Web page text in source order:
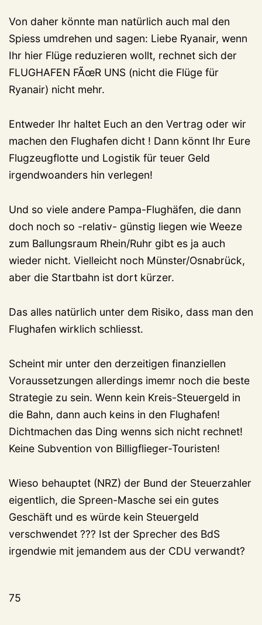
Von daher könnte man natürlich auch mal den
Spiess umdrehen und sagen: Liebe Ryanair, wenn
Ihr hier Flüge reduzieren wollt, rechnet sich der
FLUGHAFEN FÃœR UNS (nicht die Flüge für
Ryanair) nicht mehr.
Entweder Ihr haltet Euch an den Vertrag oder wir
machen den Flughafen dicht ! Dann könnt Ihr Eure
Flugzeugflotte und Logistik für teuer Geld
irgendwoanders hin verlegen!
Und so viele andere Pampa-Flughäfen, die dann
doch noch so -relativ- günstig liegen wie Weeze
zum Ballungsraum Rhein/Ruhr gibt es ja auch
wieder nicht. Vielleicht noch Münster/Osnabrück,
aber die Startbahn ist dort kürzer.
Das alles natürlich unter dem Risiko, dass man den
Flughafen wirklich schliesst.
Scheint mir unter den derzeitigen finanziellen
Voraussetzungen allerdings imemr noch die beste
Strategie zu sein. Wenn kein Kreis-Steuergeld in
die Bahn, dann auch keins in den Flughafen!
Dichtmachen das Ding wenns sich nicht rechnet!
Keine Subvention von Billigflieger-Touristen!
Wieso behauptet (NRZ) der Bund der Steuerzahler
eigentlich, die Spreen-Masche sei ein gutes
Geschäft und es würde kein Steuergeld
verschwendet ??? Ist der Sprecher des BdS
irgendwie mit jemandem aus der CDU verwandt?
75